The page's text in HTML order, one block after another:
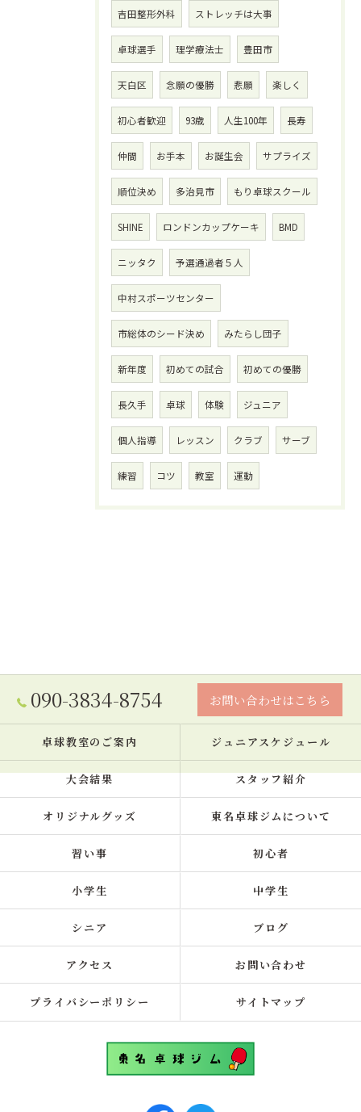
吉田整形外科 ストレッチは大事
卓球選手 理学療法士 豊田市
天白区 念願の優勝 悲願 楽しく
初心者歓迎 93歳 人生100年 長寿
仲間 お手本 お誕生会 サプライズ
順位決め 多治見市 もり卓球スクール
SHINE ロンドンカップケーキ BMD
ニッタク 予選通過者５人
中村スポーツセンター
市総体のシード決め みたらし団子
新年度 初めての試合 初めての優勝
長久手 卓球 体験 ジュニア
個人指導 レッスン クラブ サーブ
練習 コツ 教室 運動
090-3834-8754 お問い合わせはこちら
卓球教室のご案内 ジュニアスケジュール
大会結果 スタッフ紹介
オリジナルグッズ 東名卓球ジムについて
習い事 初心者
小学生 中学生
シニア ブログ
アクセス お問い合わせ
プライバシーポリシー サイトマップ